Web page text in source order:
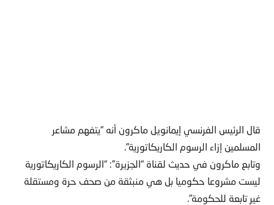
قال الرئيس الفرنسي إيمانويل ماكرون أنه “يتفهم مشاعر
المسلمين إزاء الرسوم الكاريكاتورية”.
وتابع ماكرون في حديث لقناة “الجزيرة”: “الرسوم الكاريكاتورية
ليست مشروعا حكوميا بل هي منبثقة من صحف حرة ومستقلة
غير تابعة للحكومة”.